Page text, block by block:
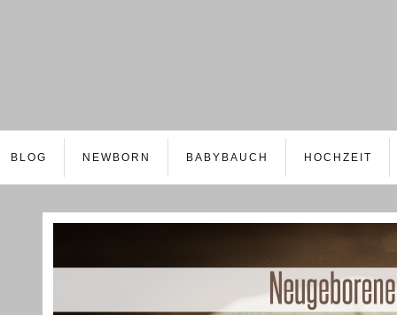
BLOG NEWBORN BABYBAUCH HOCHZEIT